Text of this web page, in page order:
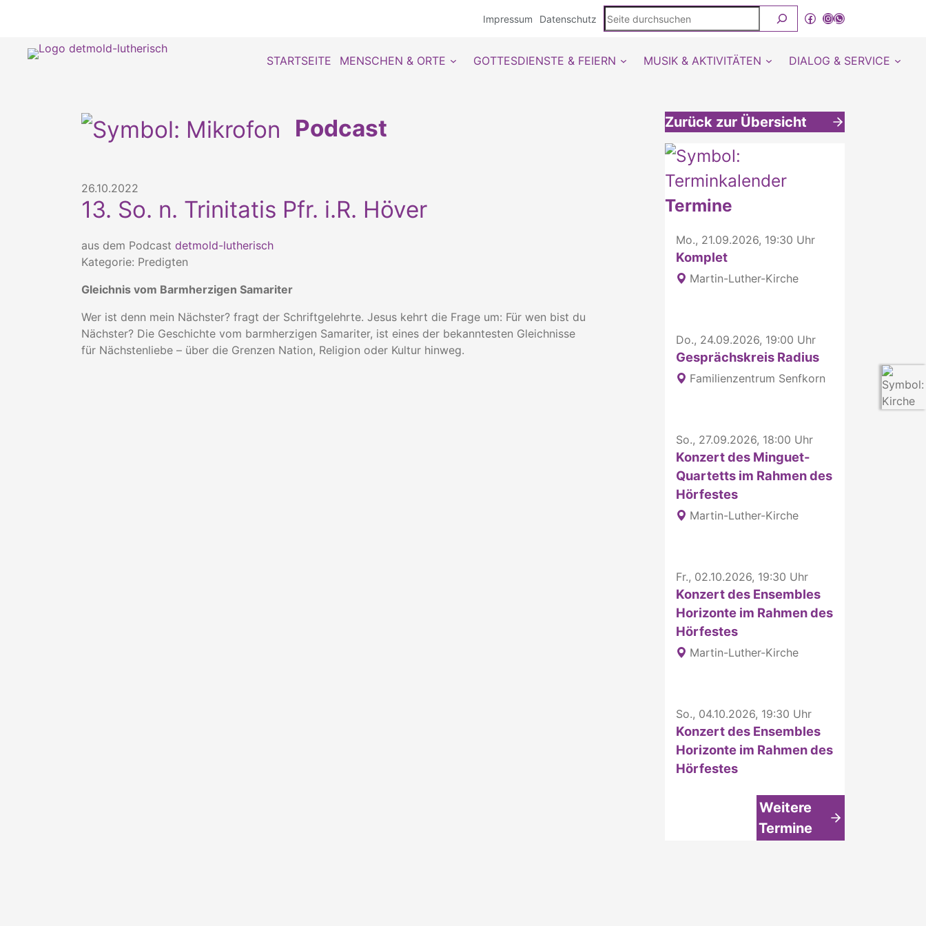
Impressum Datenschutz
Seite
durchsuchen
Facebook
Instagram
WhatsApp Kanal von detmold-lutherisch
STARTSEITE MENSCHEN & ORTE GOTTESDIENSTE & FEIERN MUSIK & AKTIVITÄTEN DIALOG & SERVICE
Podcast
26.10.2022
13. So. n. Trinitatis Pfr. i.R. Höver
aus dem Podcastdetmold-lutherisch
Kategorie: Predigten
Gleichnis vom Barmherzigen Samariter
Wer ist denn mein Nächster? fragt der Schriftgelehrte. Jesus kehrt die Frage um: Für wen bist du
Nächster? Die Geschichte vom barmherzigen Samariter, ist eines der bekanntesten Gleichnisse
für Nächstenliebe – über die Grenzen Nation, Religion oder Kultur hinweg.
Zurück zur Übersicht
Weitere interessante Inhalte
Termine
Mo., 21.09.2026, 19:30 Uhr
Komplet
Martin-Luther-Kirche
Do., 24.09.2026, 19:00 Uhr
Gesprächskreis Radius
Familienzentrum Senfkorn
So., 27.09.2026, 18:00 Uhr
Konzert des Minguet-
Quartetts im Rahmen des
Hörfestes
Martin-Luther-Kirche
Fr., 02.10.2026, 19:30 Uhr
Konzert des Ensembles
Horizonte im Rahmen des
Hörfestes
Martin-Luther-Kirche
So., 04.10.2026, 19:30 Uhr
Konzert des Ensembles
Horizonte im Rahmen des
Hörfestes
Weitere
Termine